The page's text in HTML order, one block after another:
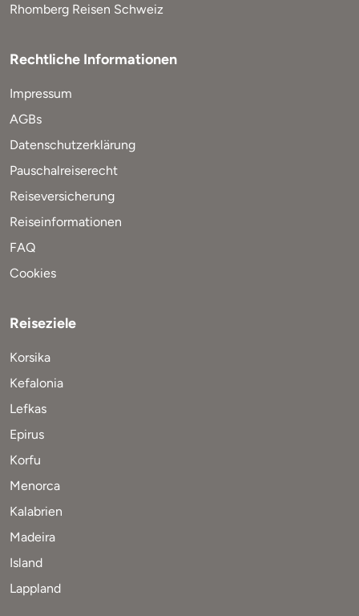
Rhomberg Reisen Schweiz
Rechtliche Informationen
Impressum
AGBs
Datenschutzerklärung
Pauschalreiserecht
Reiseversicherung
Reiseinformationen
FAQ
Cookies
Reiseziele
Korsika
Kefalonia
Lefkas
Epirus
Korfu
Menorca
Kalabrien
Madeira
Island
Lappland